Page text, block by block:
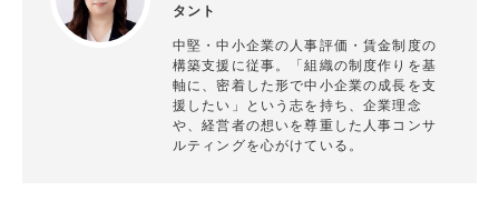
タント
中堅・中小企業の人事評価・賃金制度の
構築支援に従事。「組織の制度作りを基
軸に、密着した形で中小企業の成長を支
援したい」という志を持ち、企業理念
や、経営者の想いを尊重した人事コンサ
ルティングを心がけている。